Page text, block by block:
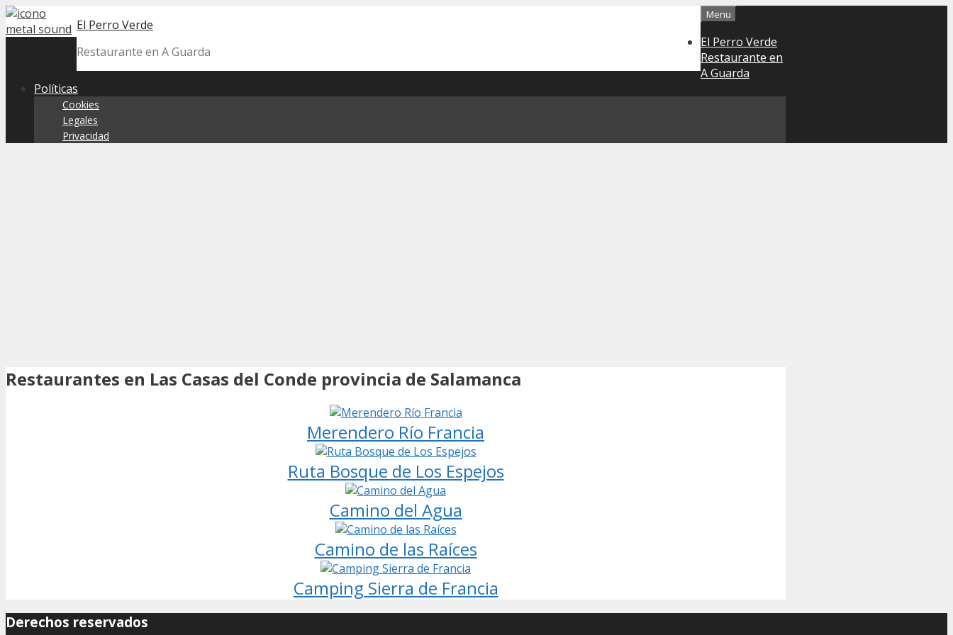
Skip
to
El Perro Verde
Restaurante en A Guarda
Menu
El Perro Verde
Restaurante en
A Guarda
Políticas
Cookies
Legales
Privacidad
Restaurantes en Las Casas del Conde provincia de Salamanca
Merendero Río Francia
Ruta Bosque de Los Espejos
Camino del Agua
Camino de las Raíces
Camping Sierra de Francia
Derechos reservados